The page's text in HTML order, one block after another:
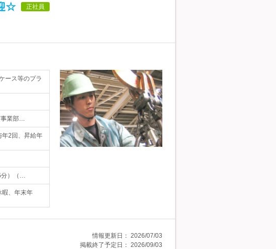
☆ 正社員
ース等のプラ
事業部…
2回、昇給年
分）（…
暇、年末年
情報更新日： 2026/07/03
掲載終了予定日： 2026/09/03